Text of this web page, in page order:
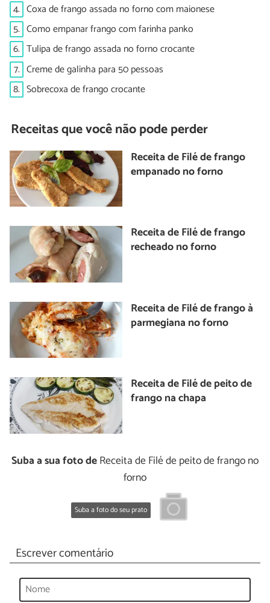
4. Coxa de frango assada no forno com maionese
5. Como empanar frango com farinha panko
6. Tulipa de frango assada no forno crocante
7. Creme de galinha para 50 pessoas
8. Sobrecoxa de frango crocante
Receitas que você não pode perder
Receita de Filé de frango
empanado no forno
Receita de Filé de frango
recheado no forno
Receita de Filé de frango à
parmegiana no forno
Receita de Filé de peito de
frango na chapa
Suba a sua foto deReceita de Filé de peito de frango no
forno
Suba a foto do seu prato
Escrever comentário